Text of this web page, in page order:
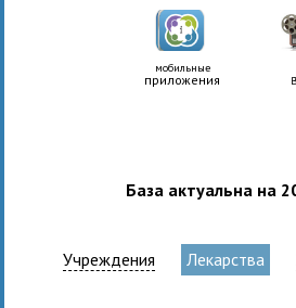
мобильные
приложения
База актуальна на
Учреждения Лекарства